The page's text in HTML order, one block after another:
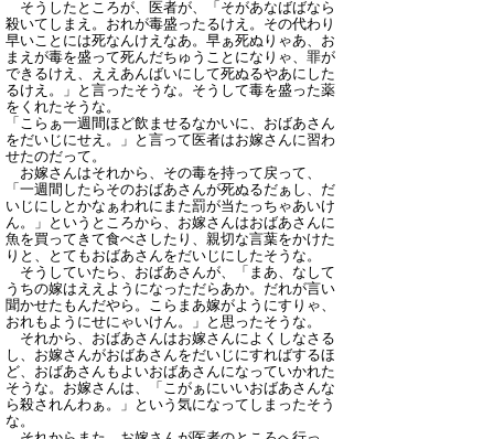
そうしたところが、医者が、「そがあなばばなら
殺いてしまえ。おれが毒盛ったるけえ。その代わり
早いことには死なんけえなあ。早ぁ死ぬりゃあ、お
まえが毒を盛って死んだちゅうことになりゃ、罪が
できるけえ、ええあんばいにして死ぬるやあにした
るけえ。」と言ったそうな。そうして毒を盛った薬
をくれたそうな。
「こらぁ一週間ほど飲ませるなかいに、おばあさん
をだいじにせえ。」と言って医者はお嫁さんに習わ
せたのだって。
お嫁さんはそれから、その毒を持って戻って、
「一週間したらそのおばあさんが死ぬるだぁし、だ
いじにしとかなぁわれにまた罰が当たっちゃあいけ
ん。」というところから、お嫁さんはおばあさんに
魚を買ってきて食べさしたり、親切な言葉をかけた
りと、とてもおばあさんをだいじにしたそうな。
そうしていたら、おばあさんが、「まあ、なして
うちの嫁はええようになっただらあか。だれが言い
聞かせたもんだやら。こらまあ嫁がようにすりゃ、
おれもようにせにゃいけん。」と思ったそうな。
それから、おばあさんはお嫁さんによくしなさる
し、お嫁さんがおばあさんをだいじにすればするほ
ど、おばあさんもよいおばあさんになっていかれた
そうな。お嫁さんは、「こがぁにいいおばあさんな
ら殺されんわぁ。」という気になってしまったそう
な。